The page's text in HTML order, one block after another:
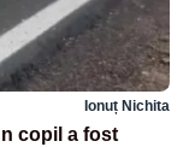
Ionuț Nichita
copil a fost